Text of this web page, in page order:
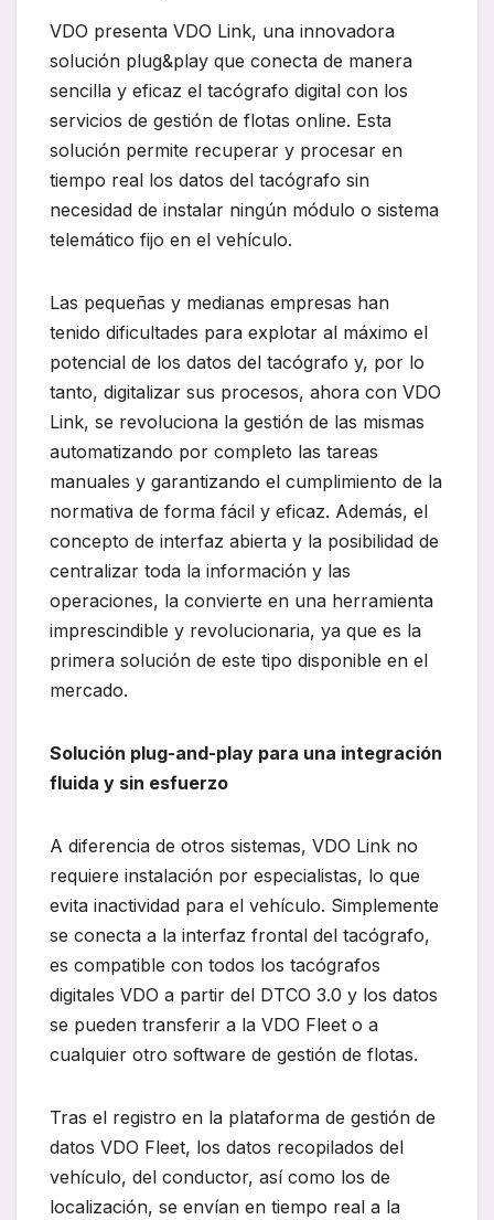
VDO presenta VDO Link, una innovadora
solución plug&play que conecta de manera
sencilla y eficaz el tacógrafo digital con los
servicios de gestión de flotas online. Esta
solución permite recuperar y procesar en
tiempo real los datos del tacógrafo sin
necesidad de instalar ningún módulo o sistema
telemático fijo en el vehículo.
Las pequeñas y medianas empresas han
tenido dificultades para explotar al máximo el
potencial de los datos del tacógrafo y, por lo
tanto, digitalizar sus procesos, ahora con VDO
Link, se revoluciona la gestión de las mismas
automatizando por completo las tareas
manuales y garantizando el cumplimiento de la
normativa de forma fácil y eficaz. Además, el
concepto de interfaz abierta y la posibilidad de
centralizar toda la información y las
operaciones, la convierte en una herramienta
imprescindible y revolucionaria, ya que es la
primera solución de este tipo disponible en el
mercado.
Solución plug-and-play para una integración
fluida y sin esfuerzo
A diferencia de otros sistemas, VDO Link no
requiere instalación por especialistas, lo que
evita inactividad para el vehículo. Simplemente
se conecta a la interfaz frontal del tacógrafo,
es compatible con todos los tacógrafos
digitales VDO a partir del DTCO 3.0 y los datos
se pueden transferir a la VDO Fleet o a
cualquier otro software de gestión de flotas.
Tras el registro en la plataforma de gestión de
datos VDO Fleet, los datos recopilados del
vehículo, del conductor, así como los de
localización, se envían en tiempo real a la